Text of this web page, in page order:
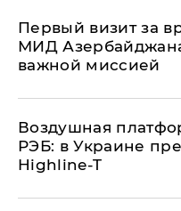
Первый визит за
МИД
важной миссией
Воздушная
РЭБ: в Украине
Highline-T